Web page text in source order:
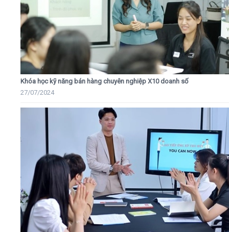
Khóa học kỹ năng bán hàng chuyên nghiệp X10 doanh số
27/07/2024